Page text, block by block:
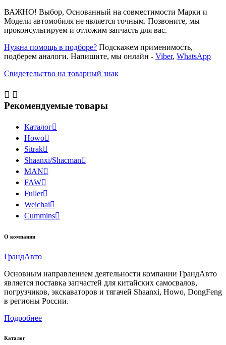
ВАЖНО! Выбор, Основанный на совместимости Марки и
Модели автомобиля не является точным. Позвоните, мы
проконсультируем и отложим запчасть для вас.
Нужна помощь в подборе? Подскажем применимость,
подберем аналоги. Напишите, мы онлайн - Viber, WhatsApp
Свидетельство на товарный знак
 
Рекомендуемые товары
Каталог
Howo
Sitrak
Shaanxi/Shacman
MAN
FAW
Fuller
Weichai
Cummins
О компании
ГрандАвто
Основным направлением деятельности компании ГрандАвто
является поставка запчастей для китайских самосвалов,
погрузчиков, экскаваторов и тягачей Shaanxi, Howo, DongFeng
в регионы России.
Подробнее
Каталог